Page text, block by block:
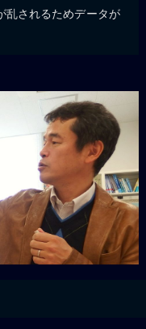
乱されるためデータが